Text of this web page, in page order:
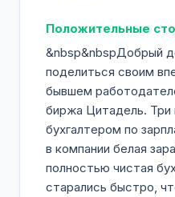
Положительные
&nbsp&nbspДобрый
поделиться своим
бывшем
биржа Цитадель. Три
бухгалтером по
в компании белая
полностью чистая
старались быстро,